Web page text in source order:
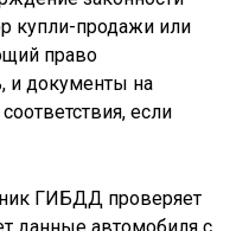
купли-продажи или
право
и документы на
если
ГИБДД проверяет
данные автомобиля с